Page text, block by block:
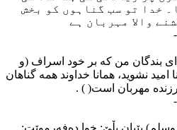
خدا تو سب گناہوں کو بخش
والا مہربان ہے
بندگان من که بر خود اسراف (و
نشوید، همانا خداوند همه گناهان
مهربان است( ) .